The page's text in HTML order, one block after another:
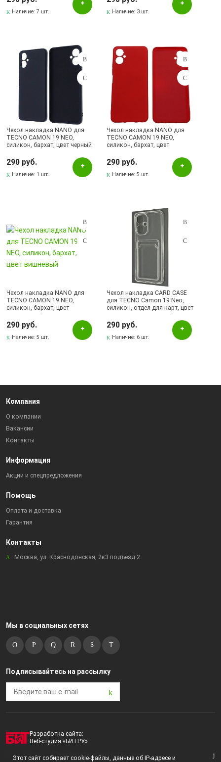
Бавлы, ул.Пионерская, 11
Бугульма, ул.Ленина, 145, ТЦ ЭССЕН
Бугульма, ул.Ленина, 2Б, ТД ТЕХНОПОЛИС
Бугульма, ул.Советская, 82
Бугульма, ул.Тукая, 70
Лениногорск, ул.Вахитова, 5, (АВТОВОКЗАЛ)
Лениногорск, ул.Кутузова, 9А, (БРИЗ)
Наличие:7 шт. Наличие: 3 шт.
Чехол накладка NANO для
TECNO CAMON 19 NEO,
силикон, бархат, цвет черный
290 руб.
Наличие: 1 шт.
Чехол накладка NANO для
TECNO CAMON 19 NEO,
силикон, бархат, цвет
290 руб.
Наличие:5 шт.
Чехол накладка NANO для
TECNO CAMON 19 NEO,
силикон, бархат, цвет
290 руб.
Наличие:5 шт.
Чехол накладка CARD CASE
для TECNO Camon 19 Neo,
силикон, отдел для карт, цвет
290 руб.
Наличие: 6 шт.
Компания
О компании
Вакансии
Контакты
Информация
Акции и спецпредложения
Помощь
Оплата и доставка
Гарантия
Контакты
Москва, ул. Краснодонская, 2к3 подъезд 2
Мы в социальных сетях
Подписывайтесь на рассылку
Разработка сайта:
Веб-студия «БИТРУ»
2023 © i-market |
Пользовательское соглашение
Этот сайт собирает cookie-файлы, данные об IP-адресе и